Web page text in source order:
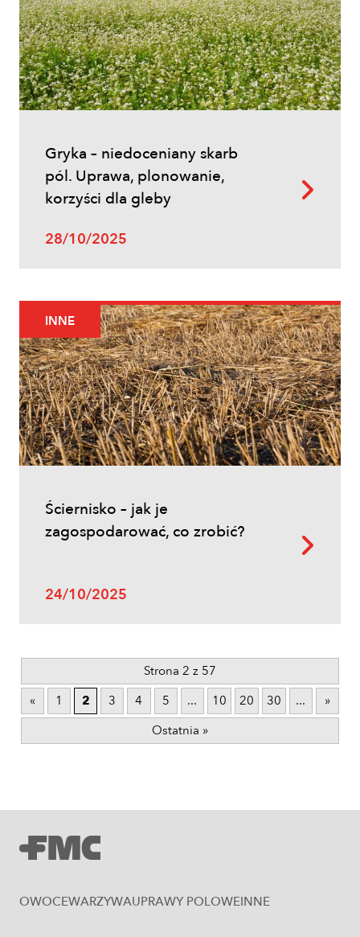
Gryka – niedoceniany skarb
pól. Uprawa, plonowanie,
korzyści dla gleby
28/10/2025
INNE
Ściernisko – jak je
zagospodarować, co zrobić?
24/10/2025
Strona 2 z 57
«
1 2 3 4 5 ... 10 20 30 ...
»
Ostatnia »
OWOCEWARZYWAUPRAWY POLOWEINNE